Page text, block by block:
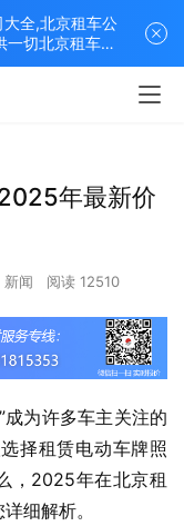
年最新价
新闻 阅读 12510
为许多车主关注的
择租赁电动车牌照
，2025年在北京租
细解析。
全,北京租车公
切北京租车解